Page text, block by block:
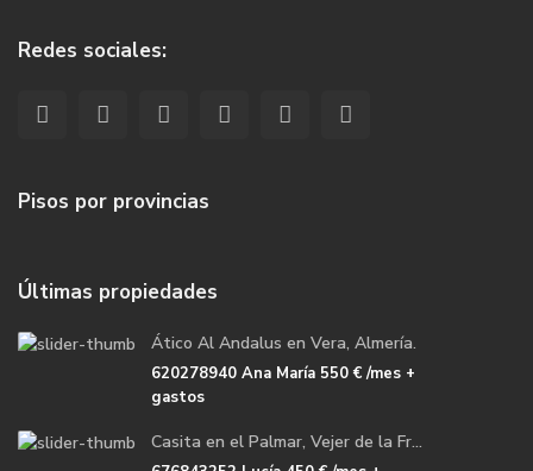
Redes sociales:
Pisos por provincias
Últimas propiedades
Ático Al Andalus en Vera, Almería.
620278940 Ana María 550 €/mes +
gastos
Casita en el Palmar, Vejer de la Fr...